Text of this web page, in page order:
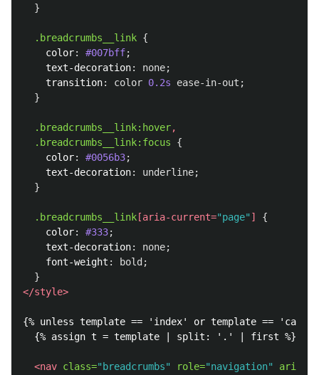
}
.breadcrumbs__link {
color: #007bff;
text-decoration: none;
transition: color 0.2s ease-in-out ;
}
.breadcrumbs__link:hover,
.breadcrumbs__link:focus
{
color: #0056b3;
text-decoration: underline;
}
.breadcrumbs__link [aria-current="page" ]
{
color: #333;
text-decoration: none;
font-weight : bold ;
}
</style>
{% unless template == 'index' or template ==
  {% assign t = template | split: '.' | first %}
<nav class="breadcrumbs" role="navigation"
aria-